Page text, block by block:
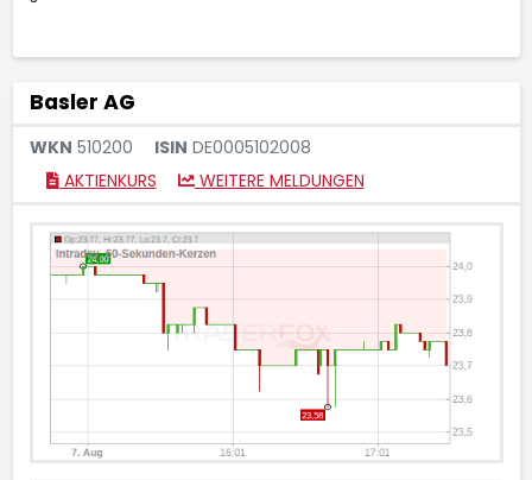
Basler AG
WKN 510200 ISIN DE0005102008
AKTIENKURS
WEITERE MELDUNGEN